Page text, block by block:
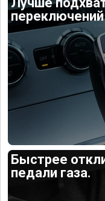
Быстрее
педали газа.